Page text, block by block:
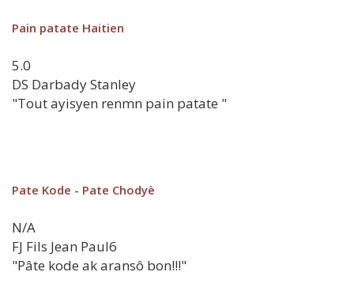
Pain patate Haitien
5.0
DS Darbady Stanley
"Tout ayisyen renmn pain patate "
Pate Kode - Pate Chodyè
N/A
FJ Fils Jean Paul6
"Pâte kode ak aransô bon!!!"